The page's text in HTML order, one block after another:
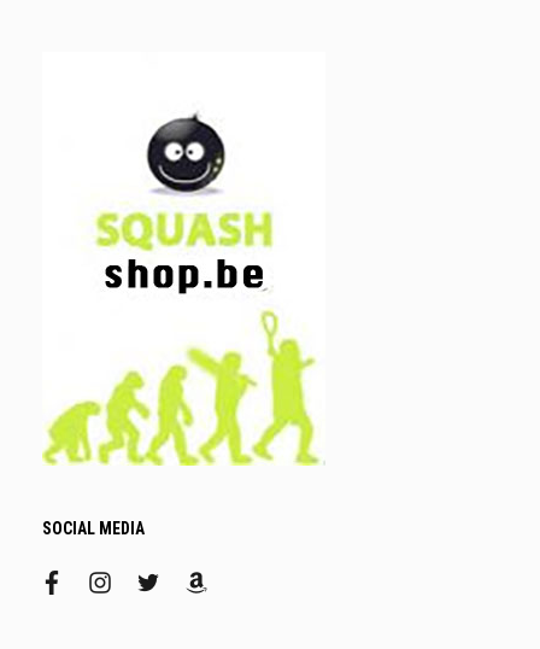
SOCIAL MEDIA
facebookinstagram
twitteramazon